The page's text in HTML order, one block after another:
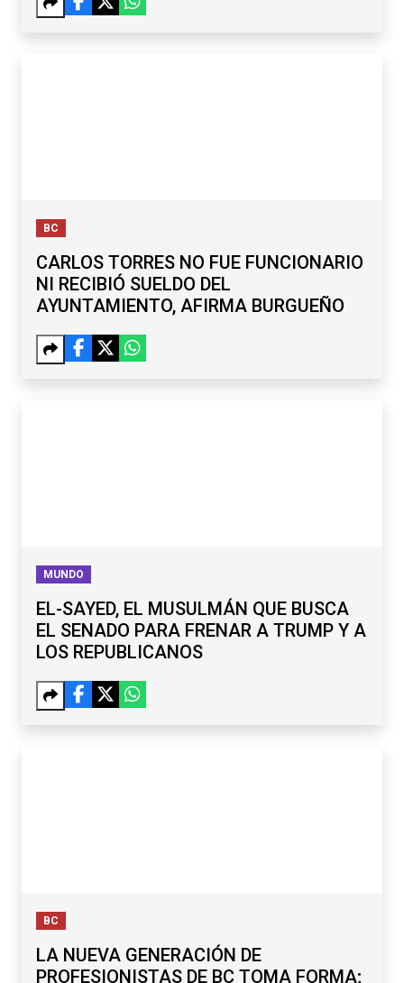
BC
CARLOS TORRES NO FUE FUNCIONARIO
NI RECIBIÓ SUELDO DEL
AYUNTAMIENTO, AFIRMA BURGUEÑO
MUNDO
EL-SAYED, EL MUSULMÁN QUE BUSCA
EL SENADO PARA FRENAR A TRUMP Y A
LOS REPUBLICANOS
BC
LA NUEVA GENERACIÓN DE
PROFESIONISTAS DE BC TOMA FORMA;